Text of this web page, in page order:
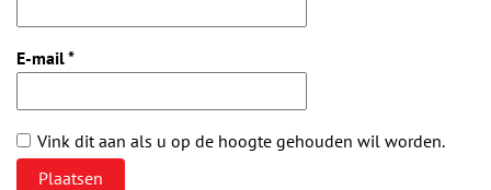
E-mail*
Vink dit aan als u op de hoogte gehouden wil worden.